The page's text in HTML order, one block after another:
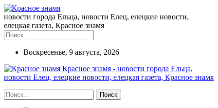
новости города Ельца, новости Елец, елецкие новости,
елецкая газета, Красное знамя
Воскресенье, 9 августа, 2026
Красное знамя - новости города Ельца,
новости Елец, елецкие новости, елецкая газета, Красное знамя